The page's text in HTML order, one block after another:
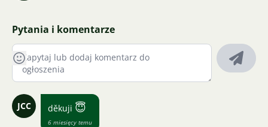
Pytania i komentarze
JCC děkuji 😇
6 miesięcy temu